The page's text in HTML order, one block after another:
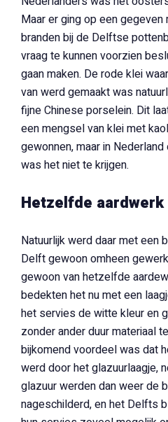
Maar er ging op een
branden bij de Delftse
vraag te kunnen voorzien
gaan maken. De rode klei
van werd gemaakt was
fijne Chinese porselein. Dit
een mengsel van klei met
gewonnen, maar in
was het niet te krijgen.
Hetzelfde aardwerk
Natuurlijk werd daar met een
Delft gewoon omheen
gewoon van hetzelfde
bedekten het nu met een
het servies de witte kleur en
zonder ander duur materiaal
bijkomend voordeel was dat
werd door het glazuurlaagje,
glazuur werden dan weer de
nageschilderd, en het Delfts